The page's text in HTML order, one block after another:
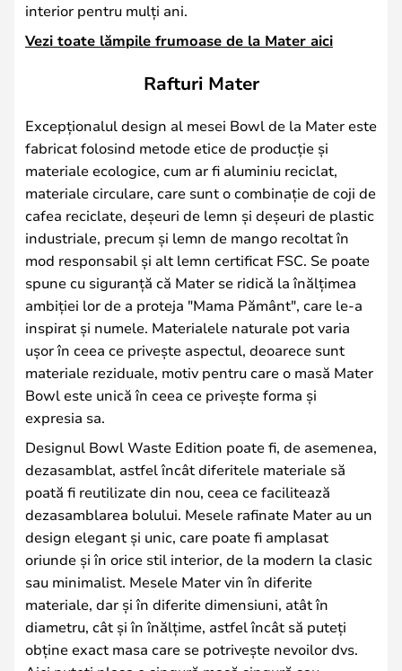
interior pentru mulți ani.
Vezi toate lămpile frumoase de la Mater aici
Rafturi Mater
Excepționalul design al mesei Bowl de la Mater este
fabricat folosind metode etice de producție și
materiale ecologice, cum ar fi aluminiu reciclat,
materiale circulare, care sunt o combinație de coji de
cafea reciclate, deșeuri de lemn și deșeuri de plastic
industriale, precum și lemn de mango recoltat în
mod responsabil și alt lemn certificat FSC. Se poate
spune cu siguranță că Mater se ridică la înălțimea
ambiției lor de a proteja "Mama Pământ", care le-a
inspirat și numele. Materialele naturale pot varia
ușor în ceea ce privește aspectul, deoarece sunt
materiale reziduale, motiv pentru care o masă Mater
Bowl este unică în ceea ce privește forma și
expresia sa.
Designul Bowl Waste Edition poate fi, de asemenea,
dezasamblat, astfel încât diferitele materiale să
poată fi reutilizate din nou, ceea ce facilitează
dezasamblarea bolului. Mesele rafinate Mater au un
design elegant și unic, care poate fi amplasat
oriunde și în orice stil interior, de la modern la clasic
sau minimalist. Mesele Mater vin în diferite
materiale, dar și în diferite dimensiuni, atât în
diametru, cât și în înălțime, astfel încât să puteți
obține exact masa care se potrivește nevoilor dvs.